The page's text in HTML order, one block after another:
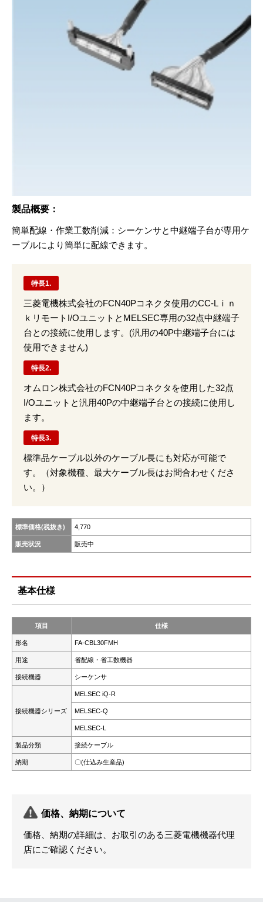
製品概要：
簡単配線・作業工数削減：シーケンサと中継端子台が専用ケ
ーブルにより簡単に配線できます。
特長1.
三菱電機株式会社のFCN40Pコネクタ使用のCC-Lｉｎ
ｋリモートI/OユニットとMELSEC専用の32点中継端子
台との接続に使用します。(汎用の40P中継端子台には
使用できません)
特長2.
オムロン株式会社のFCN40Pコネクタを使用した32点
I/Oユニットと汎用40Pの中継端子台との接続に使用し
ます。
特長3.
標準品ケーブル以外のケーブル長にも対応が可能で
す。（対象機種、最大ケーブル長はお問合わせくださ
い。）
標準価格(税抜き) 4,770
販売状況 販売中
基本仕様
項目 仕様
形名 FA-CBL30FMH
用途 省配線・省工数機器
接続機器 シーケンサ
接続機器シリーズ
MELSEC iQ-R
MELSEC-Q
MELSEC-L
製品分類 接続ケーブル
納期 〇(仕込み生産品)
価格、納期について
価格、納期の詳細は、お取引のある三菱電機機器代理
店にご確認ください。